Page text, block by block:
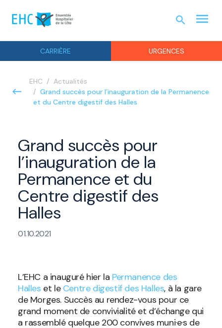
CARRIÈRE URGENCES
search menu
EHC
Actualités
Grand succès pour l’inauguration de la Permanence
et du Centre digestif des Halles
Grand succès pour
l’inauguration de la
Permanence et du
Centre digestif des
Halles
01.10.2021
L’EHC a inauguré hier la Permanence des
Halles et le Centre digestif des Halles, à la gare
de Morges. Succès au rendez-vous pour ce
grand moment de convivialité et d’échange qui
a rassemblé quelque 200 convives muni·e·s de